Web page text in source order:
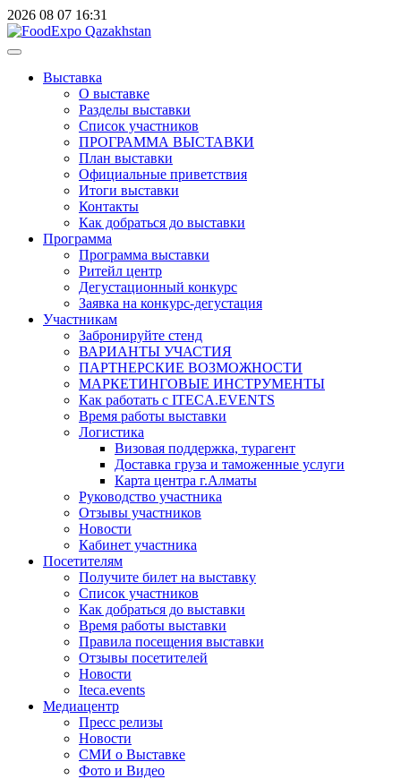
2026 08 07 16:31
Выставка
О выставке
Разделы выставки
Список участников
ПРОГРАММА ВЫСТАВКИ
План выставки
Официальные приветствия
Итоги выставки
Контакты
Как добраться до выставки
Программа
Программа выставки
Ритейл центр
Дегустационный конкурс
Заявка на конкурс-дегустация
Участникам
Забронируйте стенд
ВАРИАНТЫ УЧАСТИЯ
ПАРТНЕРСКИЕ ВОЗМОЖНОСТИ
МАРКЕТИНГОВЫЕ ИНСТРУМЕНТЫ
Как работать с ITECA.EVENTS
Время работы выставки
Логистика
Визовая поддержка, турагент
Доставка груза и таможенные услуги
Карта центра г.Алматы
Руководство участника
Отзывы участников
Новости
Кабинет участника
Посетителям
Получите билет на выставку
Список участников
Как добраться до выставки
Время работы выставки
Правила посещения выставки
Отзывы посетителей
Новости
Iteca.events
Медиацентр
Пресс релизы
Новости
СМИ о Выставке
Фото и Видео